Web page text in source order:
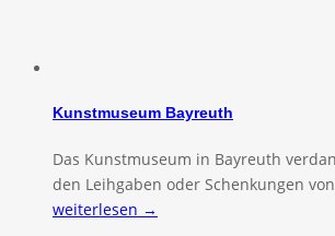
Kunstmuseum Bayreuth
Das Kunstmuseum in Bayreuth
den Leihgaben oder Schenkungen
weiterlesen →